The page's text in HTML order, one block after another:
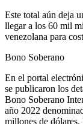
Este total aún deja
llegar a los 60 mil
venezolana para
Bono Soberano
En el portal
se publicaron los
Bono Soberano
año 2022
millones de dólares.